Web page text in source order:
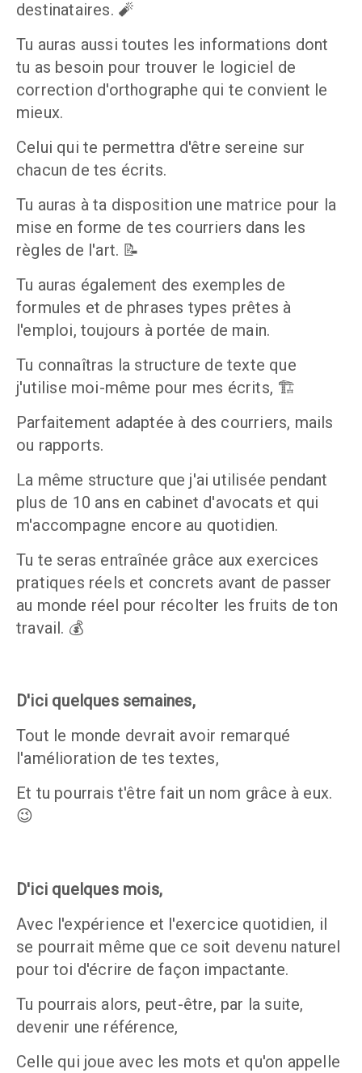
destinataires. 🧨
Tu auras aussi toutes les informations dont
tu as besoin pour trouver le logiciel de
correction d'orthographe qui te convient le
mieux.
Celui qui te permettra d'être sereine sur
chacun de tes écrits.
Tu auras à ta disposition une matrice pour la
mise en forme de tes courriers dans les
règles de l'art. 📝
Tu auras également des exemples de
formules et de phrases types prêtes à
l'emploi, toujours à portée de main.
Tu connaîtras la structure de texte que
j'utilise moi-même pour mes écrits, 🏗️
Parfaitement adaptée à des courriers, mails
ou rapports.
La même structure que j'ai utilisée pendant
plus de 10 ans en cabinet d'avocats et qui
m'accompagne encore au quotidien.
Tu te seras entraînée grâce aux exercices
pratiques réels et concrets avant de passer
au monde réel pour récolter les fruits de ton
travail. 💰
D'ici quelques semaines,
Tout le monde devrait avoir remarqué
l'amélioration de tes textes,
Et tu pourrais t'être fait un nom grâce à eux.
😉
D'ici quelques mois,
Avec l'expérience et l'exercice quotidien, il
se pourrait même que ce soit devenu naturel
pour toi d'écrire de façon impactante.
Tu pourrais alors, peut-être, par la suite,
devenir une référence,
Celle qui joue avec les mots et qu'on appelle